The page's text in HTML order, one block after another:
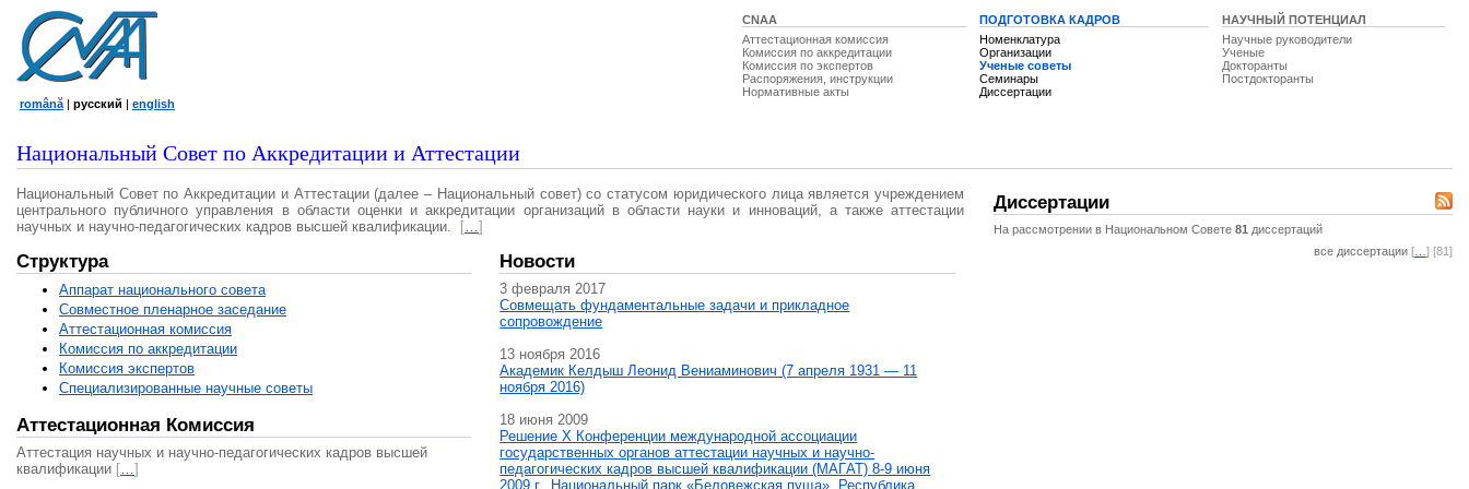
CNAA
Аттестационная комиссия
Комиссия по аккредитации
Комиссия по экспертов
Распоряжения, инструкции
Нормативные акты
ПОДГОТОВКА КАДРОВ
Номенклатура
Организации
Ученые советы
Семинары
Диссертации
НАУЧНЫЙ ПОТЕНЦИАЛ
Научные руководители
Ученые
Докторанты
Постдокторанты
română | русский | english
Национальный Совет по Аккредитации и Аттестации
Национальный Совет по Аккредитации и Аттестации (далее – Национальный совет) со статусом юридического лица является учреждением
центрального публичного управления в области оценки и аккредитации организаций в области науки и инноваций, а также аттестации
научных и научно-педагогических кадров высшей квалификации.
[…]
Структура
Аппарат национального совета
Совместное пленарное заседание
Аттестационная комисcия
Комиссия по аккредитации
Комиссия экспертов
Специализированные научные советы
Аттестационная Комиссия
Аттестация научных и научно-педагогических кадров высшей
квалификации […]
Новости
3 февраля 2017
Совмещать фундаментальные задачи и прикладное
сопровождение
13 ноября 2016
Академик Келдыш Леонид Вениаминович (7 апреля 1931 — 11
ноября 2016)
18 июня 2009
Решение X Конференции международной ассоциации
государственных органов аттестации научных и научно-
педагогических кадров высшей квалификации (МАГAT) 8-9 июня
2009 г., Национальный парк «Беловежская пуща», Республика
Диссертации
На рассмотрении в Национальном Совете 81 диссертаций
все диссертации [ ] [81]